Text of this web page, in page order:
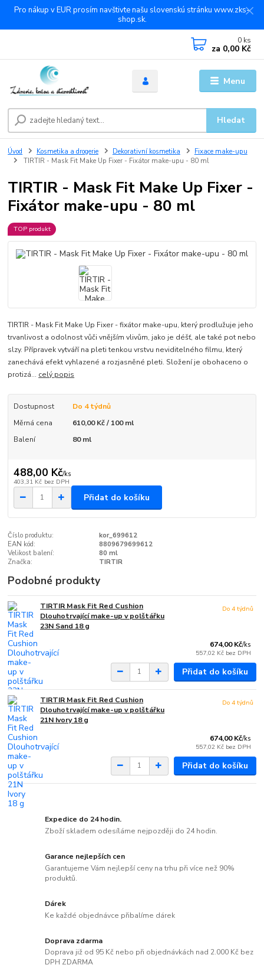
Pro nákup v EUR prosím navštivte našu slovenskú stránku www.zks-
shop.sk.
Menu
Hledat
0 ks
za 0,00 Kč
Úvod Kosmetika a drogerie Dekorativní kosmetika
Fixace make-upu
TIRTIR - Mask Fit Make Up Fixer - Fixátor make-upu - 80 ml
TIRTIR - Mask Fit Make Up Fixer -
Fixátor make-upu - 80 ml
TOP produkt
TIRTIR - Mask Fit Make Up Fixer - fixátor make-upu, který prodlužuje jeho
trvanlivost a odolnost vůči vnějším vlivům, jako je déšť, ale také pot nebo
slzy. Přípravek vytváří na pleti tenkou vrstvu neviditelného filmu, který
zanechává efekt vyhlazené a rozjasněné pleti. Složení je obohaceno o
protizá... celý popis
Dostupnost
Do 4 týdnů
Měrná cena
610,00 Kč / 100 ml
Balení
80 ml
488,00 Kč/ks
403,31 Kč bez DPH
Přidat do košíku
Číslo produktu:
kor_699612
EAN kód:
8809679699612
Velikost balení:
80 ml
Značka:
TIRTIR
Podobné produkty
TIRTIR Mask Fit Red Cushion
Dlouhotrvající make-up v polštářku
23N Sand 18 g
674,00 Kč/ks
557,02 Kč bez DPH
Do 4 týdnů
Přidat do košíku
TIRTIR Mask Fit Red Cushion
Dlouhotrvající make-up v polštářku
21N Ivory 18 g
674,00 Kč/ks
557,02 Kč bez DPH
Do 4 týdnů
Přidat do košíku
Expedice do 24 hodin.
Zboží skladem odesíláme nejpozději do 24 hodin.
Garance nejlepších cen
Garantujeme Vám nejlepší ceny na trhu při více než 90%
produktů.
Dárek
Ke každé objednávce přibalíme dárek
Doprava zdarma
Doprava již od 95 Kč nebo při objednávkách nad 2.000 Kč bez
DPH ZDARMA